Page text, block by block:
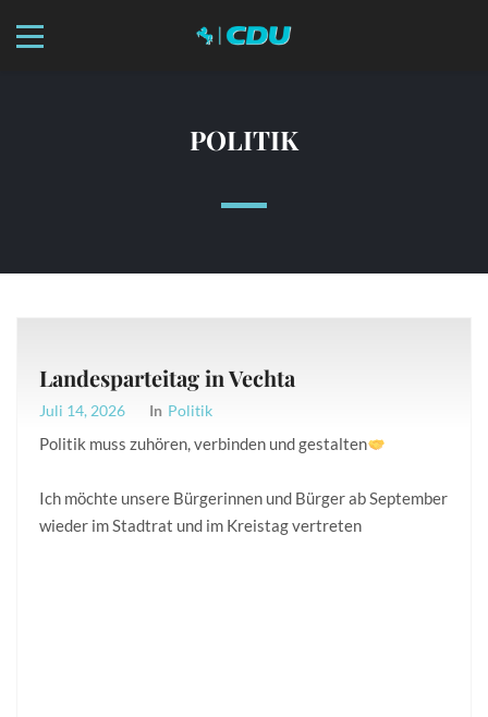
POLITIK
Landesparteitag in Vechta
Juli 14, 2026 In Politik
Politik muss zuhören, verbinden und gestalten
Ich möchte unsere Bürgerinnen und Bürger ab September
wieder im Stadtrat und im Kreistag vertreten